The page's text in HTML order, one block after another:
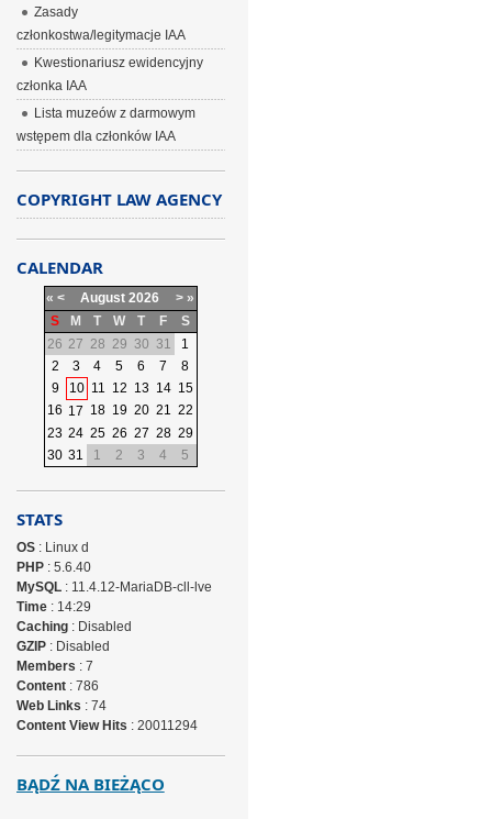
Zasady
członkostwa/legitymacje IAA
Kwestionariusz ewidencyjny
członka IAA
Lista muzeów z darmowym
wstępem dla członków IAA
COPYRIGHT LAW AGENCY
CALENDAR
« < August 2026 > »
S
M T W T F
S
26 27 28 29 30 31
1
2
3 4 5 6 7
8
9
10 11 12 13 14 15
16 17 18 19 20 21 22
23 24 25 26 27 28 29
30 31 1 2 3 4 5
STATS
OS: Linux d
PHP: 5.6.40
MySQL: 11.4.12-MariaDB-cll-lve
Time: 14:29
Caching: Disabled
GZIP: Disabled
Members : 7
Content: 786
Web Links : 74
Content View Hits : 20011294
BĄDŹ NA BIEŻĄCO